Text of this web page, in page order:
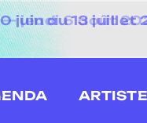
juin au 13 juillet